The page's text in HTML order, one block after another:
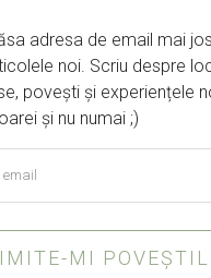
adresa de email mai
noi. Scriu despre
povești și experiențele
și nu numai ;)
MI